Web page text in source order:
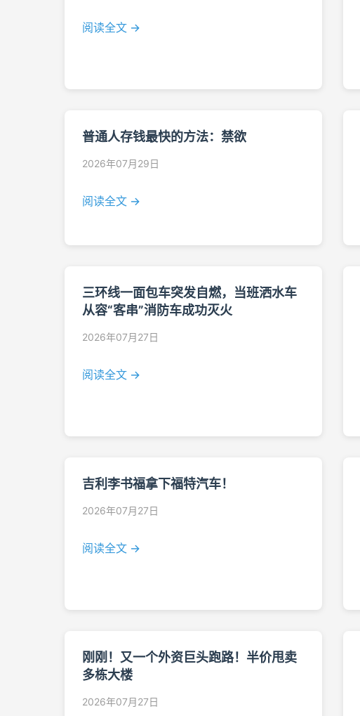
阅读全文 →
普通人存钱最快的方法：禁欲
2026年07月29日
阅读全文 →
三环线一面包车突发自燃，当班洒水车
从容“客串”消防车成功灭火
2026年07月27日
阅读全文 →
吉利李书福拿下福特汽车！
2026年07月27日
阅读全文 →
刚刚！又一个外资巨头跑路！半价甩卖
多栋大楼
2026年07月27日